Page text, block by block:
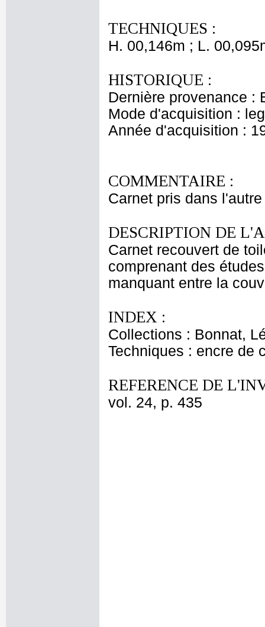
TECHNIQUES :
H. 00,146m ; L.
HISTORIQUE :
Dernière provenance :
Mode d'acquisition :
Année d'acquisition :
COMMENTAIRE :
Carnet pris dans
DESCRIPTION DE
Carnet recouvert de
comprenant des
manquant entre la
INDEX :
Collections : Bonnat,
Techniques : encre de
REFERENCE DE
vol. 24, p. 435